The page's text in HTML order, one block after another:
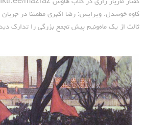
لنینیسم
آموزش مارکسیستی
اجتماعی
کمیته اقدام کارگری
کاوه خوشدل. ویرایش: رضا اکبری مطمئنا در
ثالث از یک‌ ماه‌ونیم پیش تجمع بزرگی را تدارک